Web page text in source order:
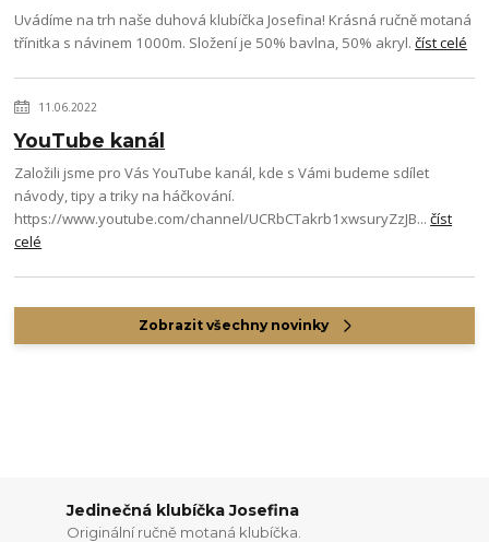
Uvádíme na trh naše duhová klubíčka Josefina! Krásná ručně motaná
třínitka s návinem 1000m. Složení je 50% bavlna, 50% akryl.číst celé
11.06.2022
YouTube kanál
Založili jsme pro Vás YouTube kanál, kde s Vámi budeme sdílet
návody, tipy a triky na háčkování.
https://www.youtube.com/channel/UCRbCTakrb1xwsuryZzJB...číst
celé
Zobrazit všechny novinky
Jedinečná klubíčka Josefina
Originální ručně motaná klubíčka.